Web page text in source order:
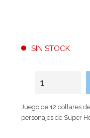
SIN STOCK
Juego de 12 collares
personajes de Super